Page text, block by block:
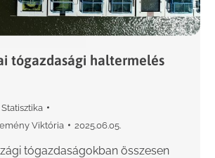
tógazdasági haltermelés
Statisztika
Viktória 2025.06.05.
tógazdaságokban összesen